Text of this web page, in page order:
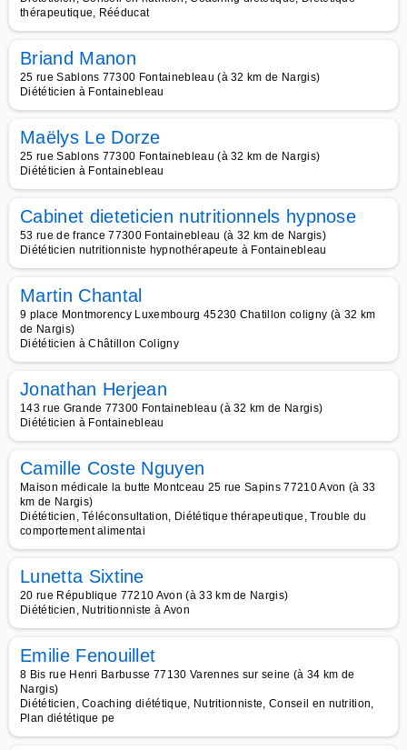
thérapeutique, Rééducat
Briand Manon
25 rue Sablons 77300 Fontainebleau (à 32 km de Nargis)
Diététicien à Fontainebleau
Maëlys Le Dorze
25 rue Sablons 77300 Fontainebleau (à 32 km de Nargis)
Diététicien à Fontainebleau
Cabinet dieteticien nutritionnels hypnose
53 rue de france 77300 Fontainebleau (à 32 km de Nargis)
Diététicien nutritionniste hypnothérapeute à Fontainebleau
Martin Chantal
9 place Montmorency Luxembourg 45230 Chatillon coligny (à 32 km
de Nargis)
Diététicien à Châtillon Coligny
Jonathan Herjean
143 rue Grande 77300 Fontainebleau (à 32 km de Nargis)
Diététicien à Fontainebleau
Camille Coste Nguyen
Maison médicale la butte Montceau 25 rue Sapins 77210 Avon (à 33
km de Nargis)
Diététicien, Téléconsultation, Diététique thérapeutique, Trouble du
comportement alimentai
Lunetta Sixtine
20 rue République 77210 Avon (à 33 km de Nargis)
Diététicien, Nutritionniste à Avon
Emilie Fenouillet
8 Bis rue Henri Barbusse 77130 Varennes sur seine (à 34 km de
Nargis)
Diététicien, Coaching diététique, Nutritionniste, Conseil en nutrition,
Plan diététique pe